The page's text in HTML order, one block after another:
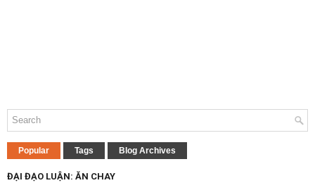
Popular Tags Blog Archives
ĐẠI ĐẠO LUẬN: ĂN CHAY